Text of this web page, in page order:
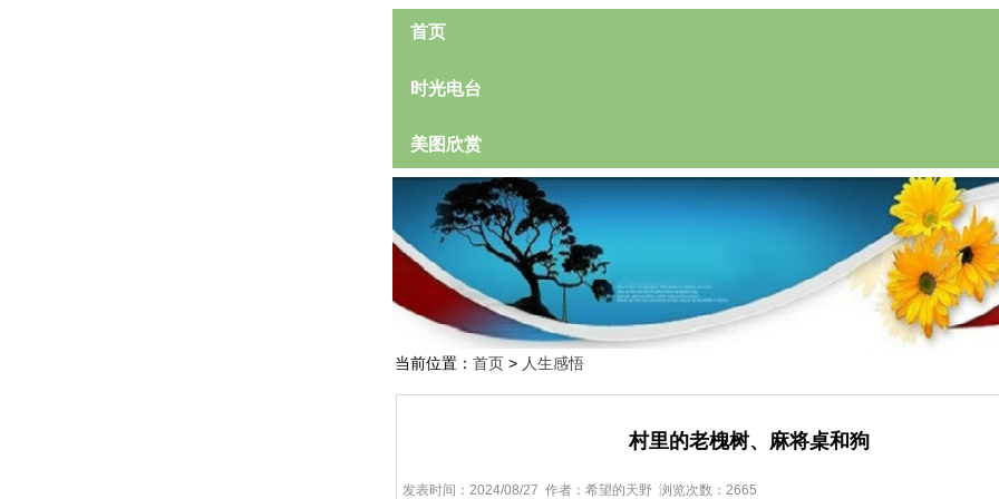
首页
时光电台
美图欣赏
当前位置： 首页> 人生感悟
村里的老槐树、麻将桌和狗
发表时间：2024/08/27 作者：希望的天野 浏览次数：2665